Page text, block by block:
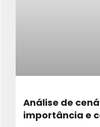
Análise de
importância e